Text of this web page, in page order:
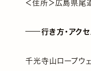
＜住所＞広島県尾
行き方・アク
千光寺山ロープウ